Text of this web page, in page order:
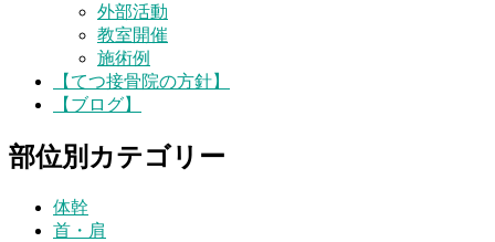
外部活動
教室開催
施術例
【てつ接骨院の方針】
【ブログ】
部位別カテゴリー
体幹
首・肩